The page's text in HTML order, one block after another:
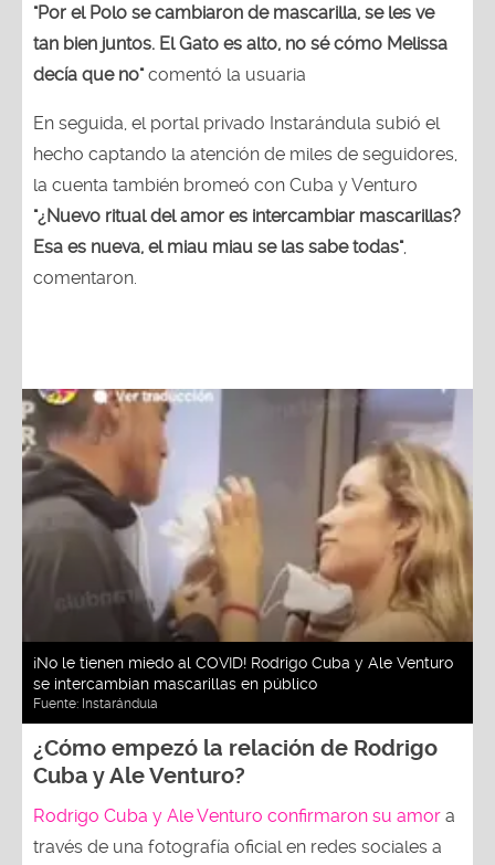
"Por el Polo se cambiaron de mascarilla, se les ve
tan bien juntos. El Gato es alto, no sé cómo Melissa
decía que no"comentó la usuaria
En seguida, el portal privado Instarándula subió el
hecho captando la atención de miles de seguidores,
la cuenta también bromeó con Cuba y Venturo
"¿Nuevo ritual del amor es intercambiar mascarillas?
Esa es nueva, el miau miau se las sabe todas",
comentaron.
¡No le tienen miedo al COVID! Rodrigo Cuba y Ale Venturo
se intercambian mascarillas en público
Fuente: Instarándula
¿Cómo empezó la relación de Rodrigo
Cuba y Ale Venturo?
Rodrigo Cuba y Ale Venturo confirmaron su amor a
través de una fotografía oficial en redes sociales a